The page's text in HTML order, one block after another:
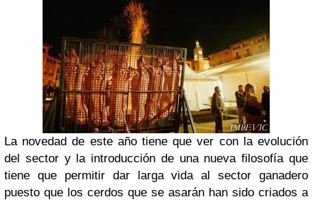
La novedad de este año tiene que ver con la evolución
del sector y la introducción de una nueva filosofía que
tiene que permitir dar larga vida al sector ganadero
puesto que los cerdos que se asarán han sido criados a